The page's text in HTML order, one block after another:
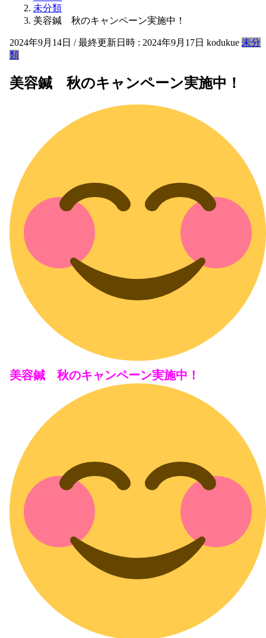
未分類
美容鍼 秋のキャンペーン実施中！
2024年9月14日 / 最終更新日時 : 2024年9月17日 kodukue 未分
類
美容鍼 秋のキャンペーン実施中！
美容鍼 秋のキャンペーン実施中！